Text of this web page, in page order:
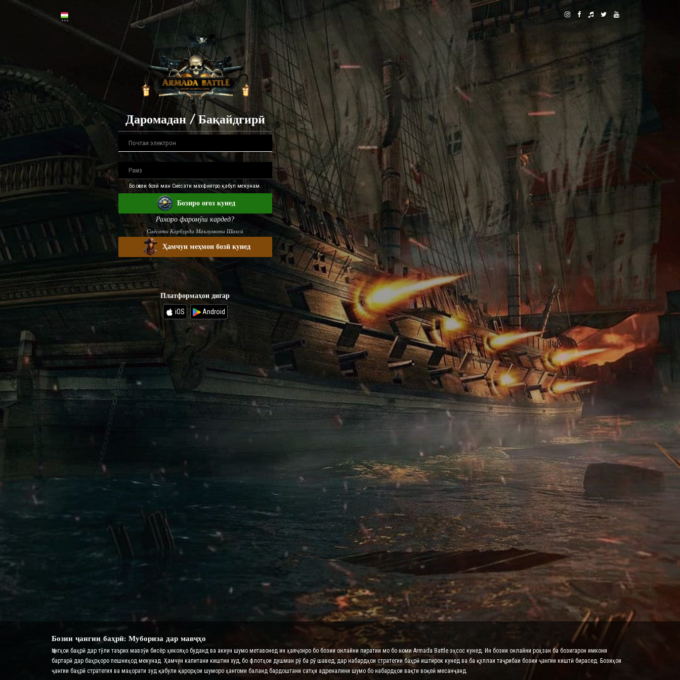
Даромадан / Бақайдгирӣ
Бо оғози бозӣ ман Сиёсати махфиятро қабул мекунам.
Бозиро оғоз кунед
Рамзро фаромӯш кардед?
Сиёсати Корбурди Маълумоти Шахсӣ
Ҳамчун меҳмон бозӣ кунед
Платформаҳои дигар
iOS Android
Бозии ҷангии баҳрӣ: Мубориза дар мавҷҳо
Ҷангҳои баҳрӣ дар тӯли таърих мавзӯи бисёр ҳикояҳо буданд ва акнун шумо метавонед ин ҳаяҷонро бо бозии онлайни пиратии мо бо номи Armada Battle эҳсос кунед. Ин бозии онлайни роҳзан ба бозигарон имкони
бартарӣ дар баҳрҳоро пешниҳод мекунад. Ҳамчун капитани киштии худ, бо флотҳои душман рӯ ба рӯ шавед, дар набардҳои стратегии баҳрӣ иштирок кунед ва ба қуллаи таҷрибаи бозии ҷангии киштӣ бирасед. Бозиҳои
ҷангии баҳрӣ стратегия ва маҳорати зуд қабули қарорҳои шуморо ҳангоми баланд бардоштани сатҳи адреналини шумо бо набардҳои вақти воқеӣ месанҷанд.